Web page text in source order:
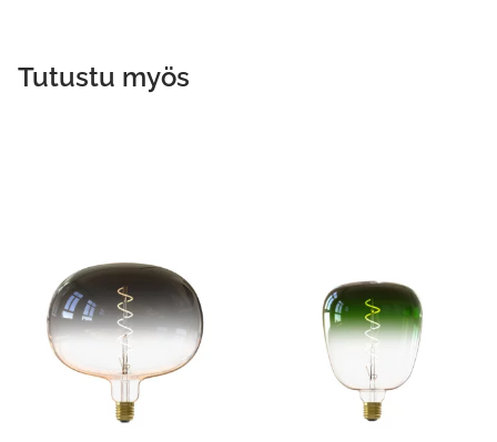
Tutustu myös